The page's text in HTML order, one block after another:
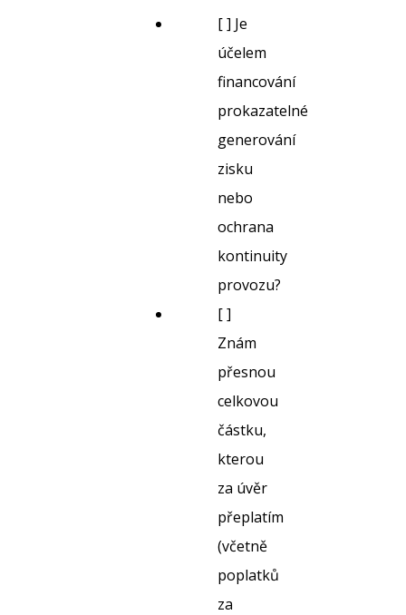
[ ] Je
účelem
financování
prokazatelné
generování
zisku
nebo
ochrana
kontinuity
provozu?
[ ]
Znám
přesnou
celkovou
částku,
kterou
za úvěr
přeplatím
(včetně
poplatků
za